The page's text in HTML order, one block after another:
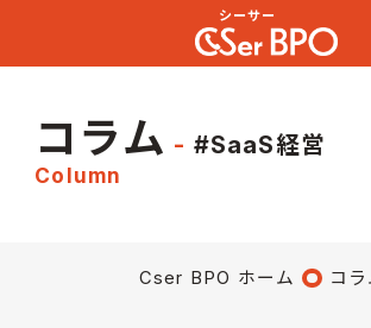
コラム #SaaS経営
Column
Cser BPO ホーム コラ